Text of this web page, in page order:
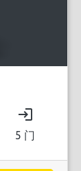
login
5 门